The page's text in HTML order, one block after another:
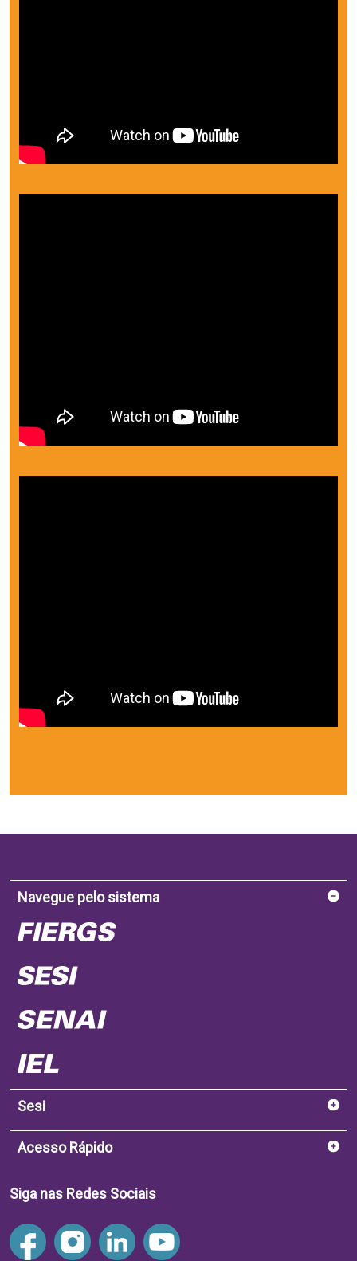
Navegue pelo sistema
Sesi
Acesso Rápido
Siga nas Redes Sociais